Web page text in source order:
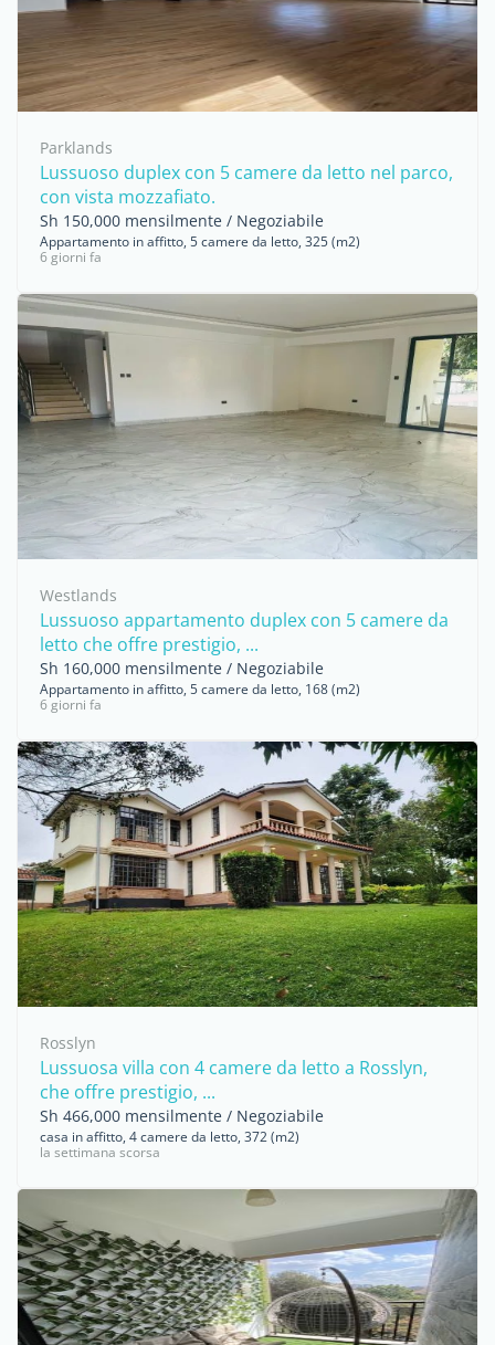
Parklands
Lussuoso duplex con 5 camere da letto nel parco,
con vista mozzafiato.
Sh 150,000 mensilmente / Negoziabile
Appartamento in affitto, 5 camere da letto, 325 (m2)
6 giorni fa
Westlands
Lussuoso appartamento duplex con 5 camere da
letto che offre prestigio, ...
Sh 160,000 mensilmente / Negoziabile
Appartamento in affitto, 5 camere da letto, 168 (m2)
6 giorni fa
Rosslyn
Lussuosa villa con 4 camere da letto a Rosslyn,
che offre prestigio, ...
Sh 466,000 mensilmente / Negoziabile
casa in affitto, 4 camere da letto, 372 (m2)
la settimana scorsa